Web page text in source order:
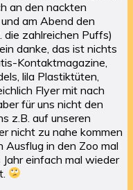
an den nackten
am Abend den
die zahlreichen Puffs)
danke, das ist nichts
Kontaktmagazine,
lila Plastiktüten,
Flyer mit nach
für uns nicht den
z.B. auf unseren
nicht zu nahe kommen
Ausflug in den Zoo mal
einfach mal wieder